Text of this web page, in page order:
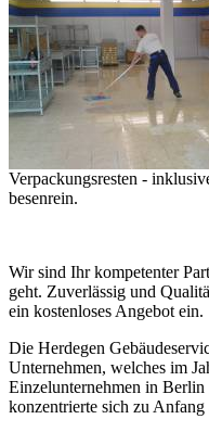
Verpackungsresten -
besenrein.
Wir sind Ihr kompetenter
geht. Zuverlässig und
ein kostenloses Angebot ein.
Die Herdegen
Unternehmen, welches im
Einzelunternehmen in
konzentrierte sich zu